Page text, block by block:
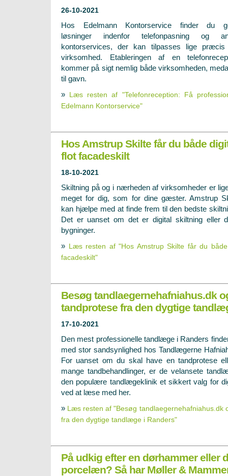
26-10-2021
Hos Edelmann Kontorservice finder du
løsninger indenfor telefonpasning og
kontorservices, der kan tilpasses lige præcis
virksomhed. Etableringen af en
kommer på sigt nemlig både virksomheden,
til gavn.
» Læs resten af "Telefonreception: Få
Edelmann Kontorservice"
Hos Amstrup Skilte får du både
flot facadeskilt
18-10-2021
Skiltning på og i nærheden af virksomheder er
meget for dig, som for dine gæster. Amstrup
kan hjælpe med at finde frem til den bedste
Det er uanset om det er digital skiltning eller
bygninger.
» Læs resten af "Hos Amstrup Skilte får du
facadeskilt"
Besøg tandlaegernehafniahus.dk
tandprotese fra den dygtige
17-10-2021
Den mest professionelle tandlæge i Randers
med stor sandsynlighed hos Tandlægerne
For uanset om du skal have en tandprotese
mange tandbehandlinger, er de velansete
den populære tandlægeklinik et sikkert valg for
ved at læse med her.
» Læs resten af "Besøg tandlaegernehafniahus.dk
fra den dygtige tandlæge i Randers"
På udkig efter en dørhammer eller
porcelæn? Så har Møller &